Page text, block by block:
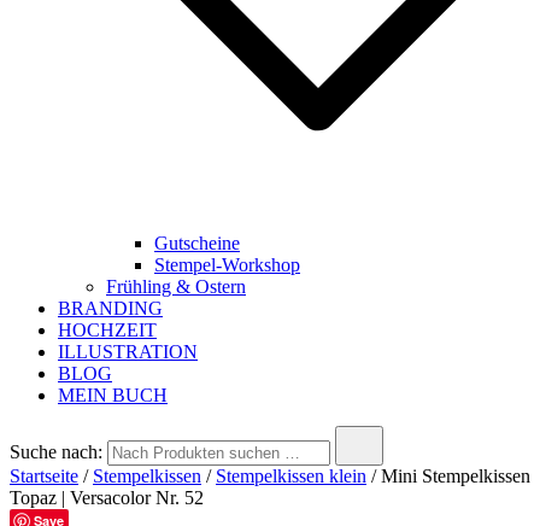
Gutscheine
Stempel-Workshop
Frühling & Ostern
BRANDING
HOCHZEIT
ILLUSTRATION
BLOG
MEIN BUCH
Suche nach:
Startseite / Stempelkissen / Stempelkissen klein / Mini Stempelkissen
Topaz | Versacolor Nr. 52
Save